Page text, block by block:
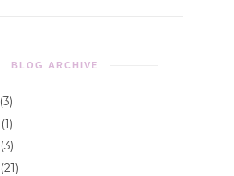
BLOG ARCHIVE
(3)
(1)
(3)
(21)